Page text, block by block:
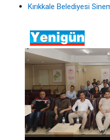
Kırıkkale Belediyesi